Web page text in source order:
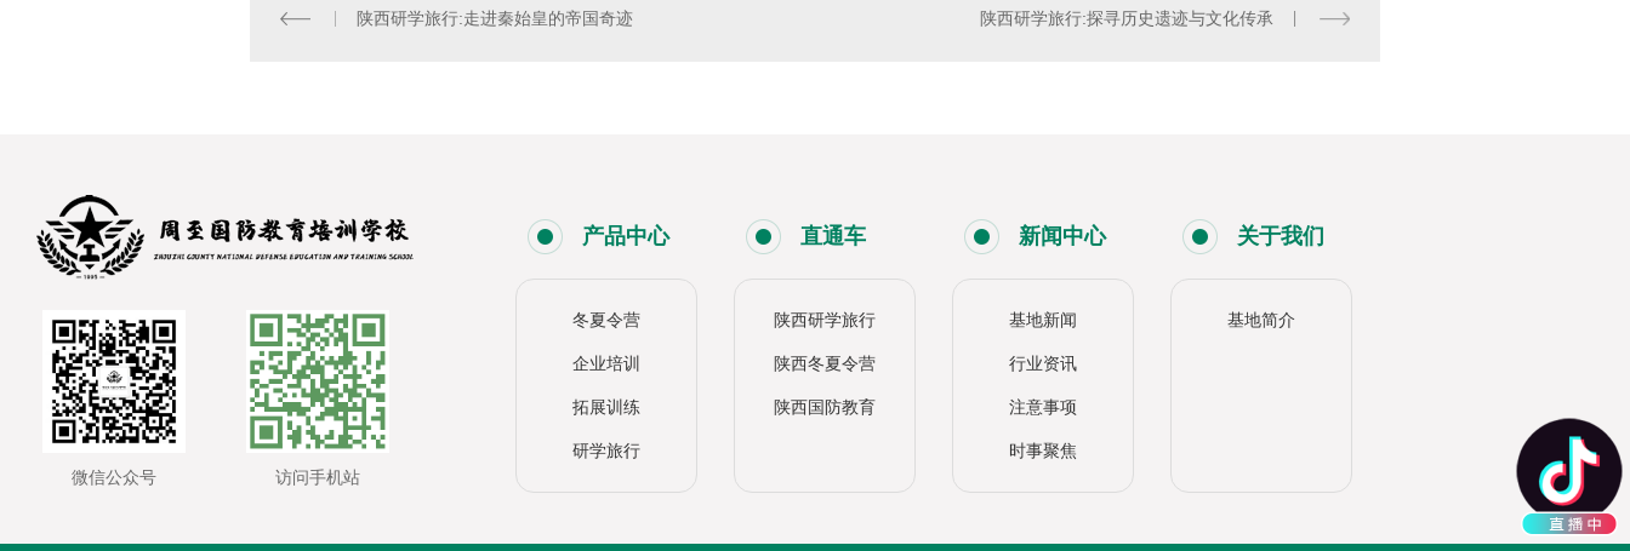
陕西研学旅行:走进秦始皇的帝国奇迹 陕西研学旅行:探寻历史遗迹与文化传承
微信公众号 访问手机站
产品中心
冬夏令营
企业培训
拓展训练
研学旅行
直通车
陕西研学旅行
陕西冬夏令营
陕西国防教育
新闻中心
基地新闻
行业资讯
注意事项
时事聚焦
关于我们
基地简介